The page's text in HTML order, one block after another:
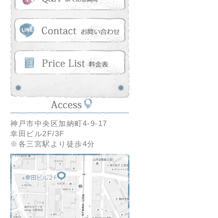
神戸市中央区加納町4-9-17
幸田ビル2F/3F
※各三宮駅より徒歩4分